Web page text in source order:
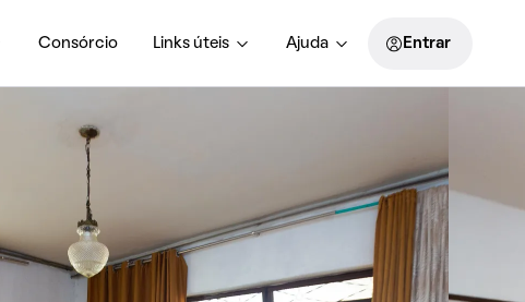
Consórcio Links úteis Ajuda Entrar